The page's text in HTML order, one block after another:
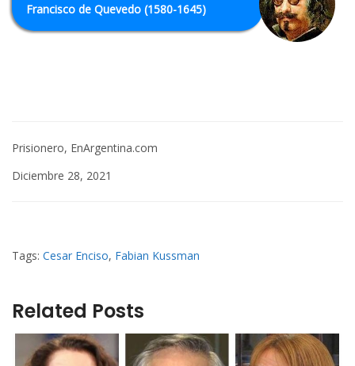
Francisco de Quevedo (1580-1645)
Prisionero, EnArgentina.com
Diciembre 28, 2021
Tags: Cesar Enciso, Fabian Kussman
Related Posts